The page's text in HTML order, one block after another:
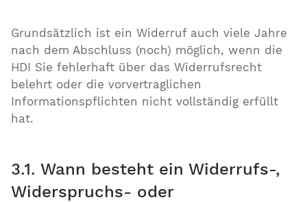
Grundsätzlich ist ein Widerruf auch viele Jahre
nach dem Abschluss (noch) möglich, wenn die
HDI Sie fehlerhaft über das Widerrufsrecht
belehrt oder die vorvertraglichen
Informationspflichten nicht vollständig erfüllt
hat.
3.1. Wann besteht ein Widerrufs-,
Widerspruchs- oder